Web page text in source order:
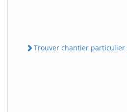
Trouver chantier particulier